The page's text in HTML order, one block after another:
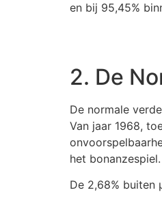
en bij 95,45%
2. De
De normale
Van jaar 1968,
het bonanzespiel.
De 2,68% buiten